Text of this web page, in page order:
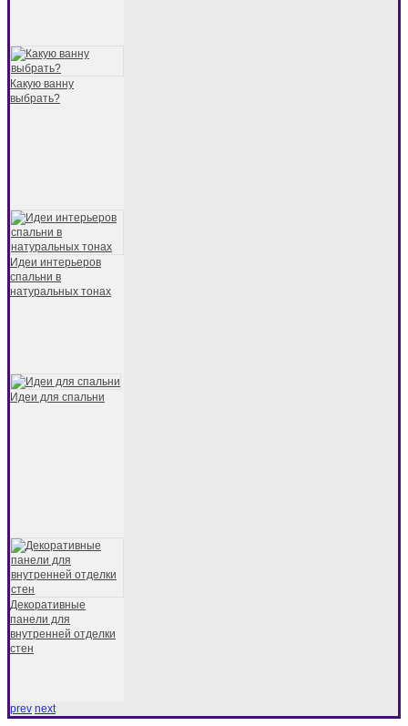
Какую ванну
выбрать?
Идеи интерьеров
спальни в
натуральных тонах
Идеи для спальни
Декоративные
панели для
внутренней отделки
стен
prev next